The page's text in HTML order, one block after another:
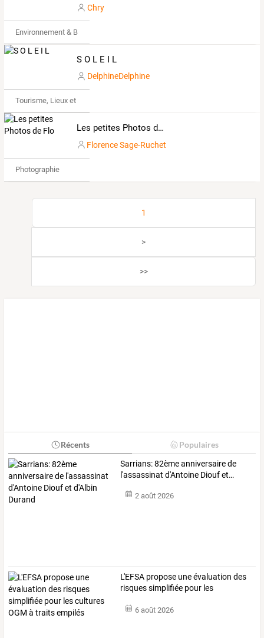
Chry
Environnement & Bio
S O L E I L
DelphineDelphine
Tourisme, Lieux et Événements
Les petites Photos de Flo
Florence Sage-Ruchet
Photographie
1
>
>>
Récents Populaires
Sarrians:82èmeanniversairede
l'assassinat d'Antoine Dioufet…
2 août 2026
L'EFSA propose uneévaluation des
risquessimplifiée pour les
6 août 2026